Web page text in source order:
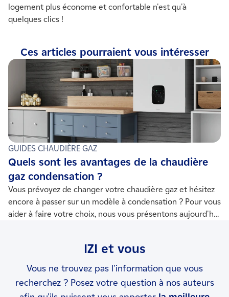
logement plus économe et confortable n'est qu'à
quelques clics !
Ces articles pourraient vous intéresser
GUIDES CHAUDIÈRE GAZ
Quels sont les avantages de la chaudière
gaz condensation ?
Vous prévoyez de changer votre chaudière gaz et hésitez
encore à passer sur un modèle à condensation ? Pour vous
aider à faire votre choix, nous vous présentons aujourd'hui
IZI et vous
Vous ne trouvez pas l'information que vous
recherchez ? Posez votre question à nos auteurs